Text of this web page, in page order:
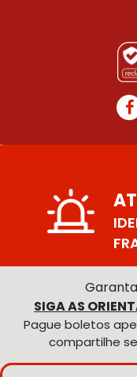
SIGA AS
Pague boletos
compartilhe